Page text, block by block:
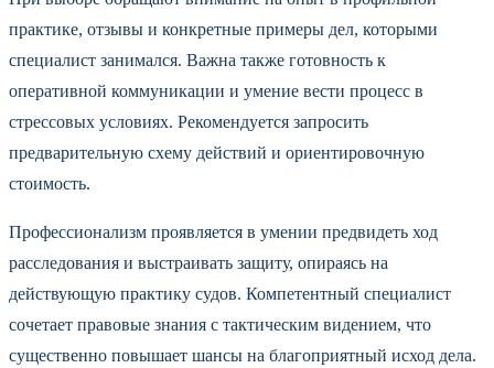
практике, отзывы и конкретные примеры дел, которыми
специалист занимался. Важна также готовность к
оперативной коммуникации и умение вести процесс в
стрессовых условиях. Рекомендуется запросить
предварительную схему действий и ориентировочную
стоимость.
Профессионализм проявляется в умении предвидеть ход
расследования и выстраивать защиту, опираясь на
действующую практику судов. Компетентный специалист
сочетает правовые знания с тактическим видением, что
существенно повышает шансы на благоприятный исход дела.